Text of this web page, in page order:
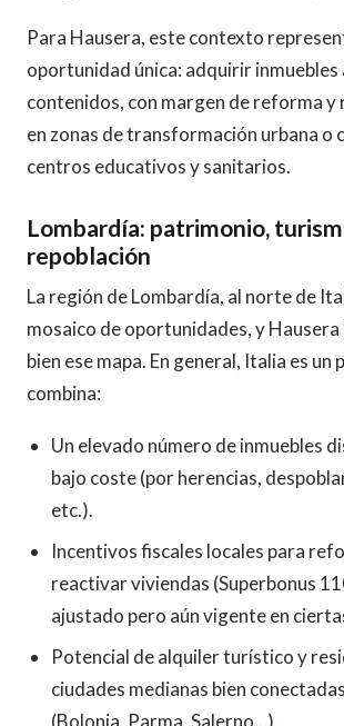
Para Hausera, este contexto
oportunidad única: adquirir inmuebles
contenidos, con margen de reforma y
en zonas de transformación urbana o
centros educativos y sanitarios.
Lombardía: patrimonio,
repoblación
La región de Lombardía, al norte de
mosaico de oportunidades, y Hausera
bien ese mapa. En general, Italia es un
combina:
Un elevado número de inmuebles
bajo coste (por herencias,
etc.).
Incentivos fiscales locales para
reactivar viviendas (Superbonus
ajustado pero aún vigente en
Potencial de alquiler turístico y
ciudades medianas bien
(Bolonia, Parma, Salerno…).